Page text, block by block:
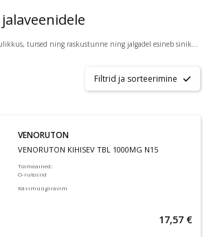
Kui teid vaevab jalgade valulikkus, tursed ning raskustunne ning jalgadel esineb sinikaid ja läbi naha paistvaid mügarikke, siis leiad sümptomaatiliseks raviks valiku preparaate Azeta.ee e-apteegist. Täpsema konsultatisooni saamiseks vajuta toote all olevale nupule
Filtrid ja sorteerimine
VENORUTON
VENORUTON KIHISEV TBL 1000MG N15
Toimeained:
O-rutosiid
Käsimüügiravim
17,57 €